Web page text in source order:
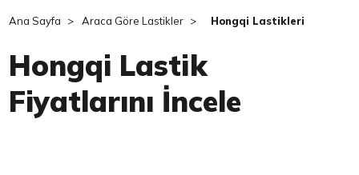
Ana Sayfa Araca Göre Lastikler Hongqi Lastikleri
Hongqi Lastik
Fiyatlarını İncele